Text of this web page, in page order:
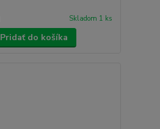
Skladom 1 ks
Pridať do košíka